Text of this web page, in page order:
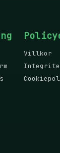
Villkor